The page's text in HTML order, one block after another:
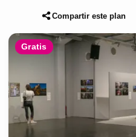
Compartir este plan
Gratis